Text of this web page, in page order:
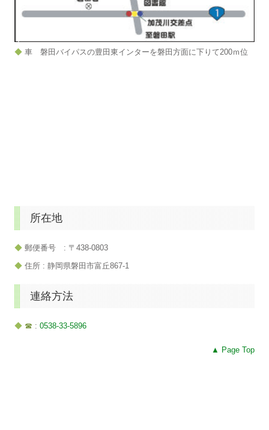
◆車 磐田バイパスの豊田東インターを磐田方面に下りて200ｍ位
所在地
◆郵便番号 : 〒438-0803
◆ 住所 : 静岡県磐田市富丘867-1
連絡方法
◆ ☎ :0538-33-5896
▲ Page Top